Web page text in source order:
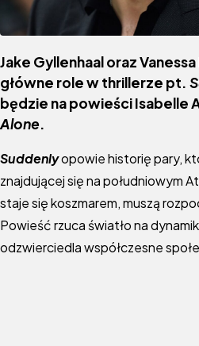
Jake Gyllenhaal oraz
główne role w thrillerze pt.
będzie na powieści Isabelle
Alone.
Suddenlyopowie historię pary,
znajdującej się na południowym
staje się koszmarem, muszą
Powieść rzuca światło na
odzwierciedla współczesne